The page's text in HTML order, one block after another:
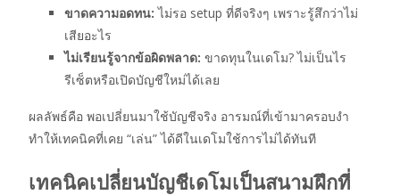
ขาดความอดทน:ไม่รอ setup ที่ดีจริงๆ เพราะรู้สึกว่าไม่
เสียอะไร
ไม่เรียนรู้จากข้อผิดพลาด: ขาดทุนในเดโม? ไม่เป็นไร
รีเซ็ตหรือเปิดบัญชีใหม่ได้เลย
ผลลัพธ์คือ พอเปลี่ยนมาใช้บัญชีจริง อารมณ์ที่เข้ามาครอบงำ
ทำให้เทคนิคที่เคย “เล่น” ได้ดีในเดโมใช้การไม่ได้ทันที
เทคนิคเปลี่ยนบัญชีเดโมเป็นสนามฝึกที่